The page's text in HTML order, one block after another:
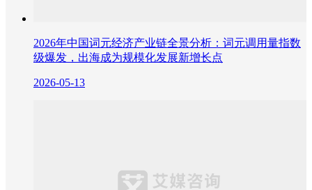
2026年中国词元经济产业链全景分析：词元调用量指数
级爆发，出海成为规模化发展新增长点
2026-05-13